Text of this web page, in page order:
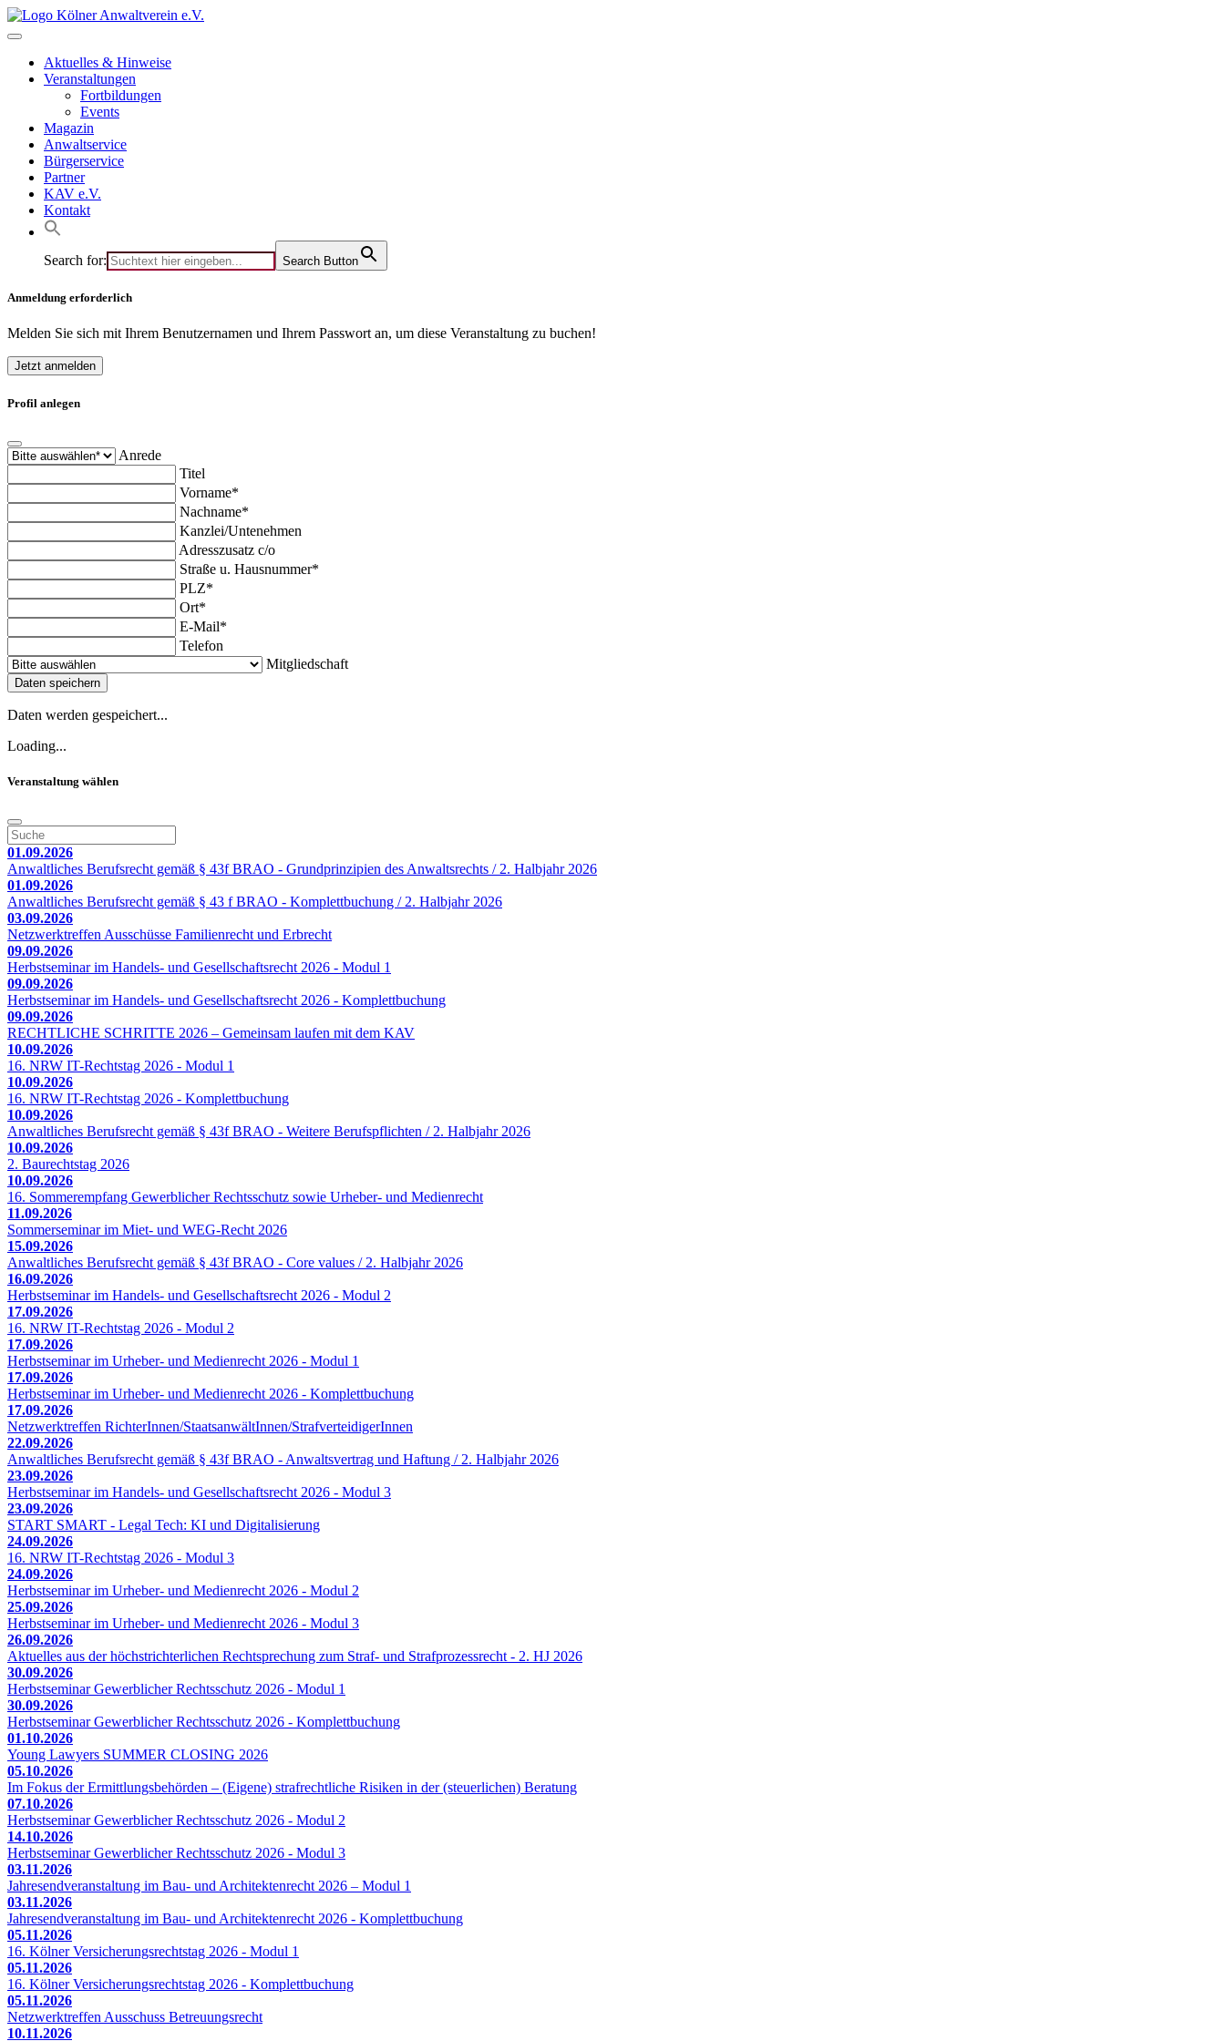
Skip
to
Aktuelles & Hinweise
Veranstaltungen
Fortbildungen
Events
Magazin
Anwaltservice
Bürgerservice
Partner
KAV e.V.
Kontakt
Search for: Search Button
Anmeldung erforderlich
Melden Sie sich mit Ihrem Benutzernamen und Ihrem Passwort an, um diese Veranstaltung zu buchen!
Jetzt anmelden
Profil anlegen
Anrede
Titel
Vorname*
Nachname*
Kanzlei/Untenehmen
Adresszusatz c/o
Straße u. Hausnummer*
PLZ*
Ort*
E-Mail*
Telefon
Mitgliedschaft
Daten speichern
Daten werden gespeichert...
Loading...
Veranstaltung wählen
01.09.2026
Anwaltliches Berufsrecht gemäß § 43f BRAO - Grundprinzipien des Anwaltsrechts / 2. Halbjahr 2026
01.09.2026
Anwaltliches Berufsrecht gemäß § 43 f BRAO - Komplettbuchung / 2. Halbjahr 2026
03.09.2026
Netzwerktreffen Ausschüsse Familienrecht und Erbrecht
09.09.2026
Herbstseminar im Handels- und Gesellschaftsrecht 2026 - Modul 1
09.09.2026
Herbstseminar im Handels- und Gesellschaftsrecht 2026 - Komplettbuchung
09.09.2026
RECHTLICHE SCHRITTE 2026 – Gemeinsam laufen mit dem KAV
10.09.2026
16. NRW IT-Rechtstag 2026 - Modul 1
10.09.2026
16. NRW IT-Rechtstag 2026 - Komplettbuchung
10.09.2026
Anwaltliches Berufsrecht gemäß § 43f BRAO - Weitere Berufspflichten / 2. Halbjahr 2026
10.09.2026
2. Baurechtstag 2026
10.09.2026
16. Sommerempfang Gewerblicher Rechtsschutz sowie Urheber- und Medienrecht
11.09.2026
Sommerseminar im Miet- und WEG-Recht 2026
15.09.2026
Anwaltliches Berufsrecht gemäß § 43f BRAO - Core values / 2. Halbjahr 2026
16.09.2026
Herbstseminar im Handels- und Gesellschaftsrecht 2026 - Modul 2
17.09.2026
16. NRW IT-Rechtstag 2026 - Modul 2
17.09.2026
Herbstseminar im Urheber- und Medienrecht 2026 - Modul 1
17.09.2026
Herbstseminar im Urheber- und Medienrecht 2026 - Komplettbuchung
17.09.2026
Netzwerktreffen RichterInnen/StaatsanwältInnen/StrafverteidigerInnen
22.09.2026
Anwaltliches Berufsrecht gemäß § 43f BRAO - Anwaltsvertrag und Haftung / 2. Halbjahr 2026
23.09.2026
Herbstseminar im Handels- und Gesellschaftsrecht 2026 - Modul 3
23.09.2026
START SMART - Legal Tech: KI und Digitalisierung
24.09.2026
16. NRW IT-Rechtstag 2026 - Modul 3
24.09.2026
Herbstseminar im Urheber- und Medienrecht 2026 - Modul 2
25.09.2026
Herbstseminar im Urheber- und Medienrecht 2026 - Modul 3
26.09.2026
Aktuelles aus der höchstrichterlichen Rechtsprechung zum Straf- und Strafprozessrecht - 2. HJ 2026
30.09.2026
Herbstseminar Gewerblicher Rechtsschutz 2026 - Modul 1
30.09.2026
Herbstseminar Gewerblicher Rechtsschutz 2026 - Komplettbuchung
01.10.2026
Young Lawyers SUMMER CLOSING 2026
05.10.2026
Im Fokus der Ermittlungsbehörden – (Eigene) strafrechtliche Risiken in der (steuerlichen) Beratung
07.10.2026
Herbstseminar Gewerblicher Rechtsschutz 2026 - Modul 2
14.10.2026
Herbstseminar Gewerblicher Rechtsschutz 2026 - Modul 3
03.11.2026
Jahresendveranstaltung im Bau- und Architektenrecht 2026 – Modul 1
03.11.2026
Jahresendveranstaltung im Bau- und Architektenrecht 2026 - Komplettbuchung
05.11.2026
16. Kölner Versicherungsrechtstag 2026 - Modul 1
05.11.2026
16. Kölner Versicherungsrechtstag 2026 - Komplettbuchung
05.11.2026
Netzwerktreffen Ausschuss Betreuungsrecht
10.11.2026